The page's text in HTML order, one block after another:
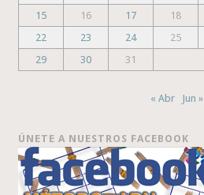
15
16 17 18
22
23 24 25
29
30 31
« Abr Jun »
ÚNETE A NUESTROS FACEBOOK